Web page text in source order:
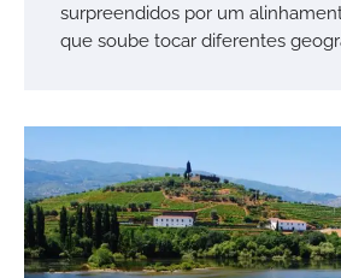
surpreendidos por um
que soube tocar diferentes